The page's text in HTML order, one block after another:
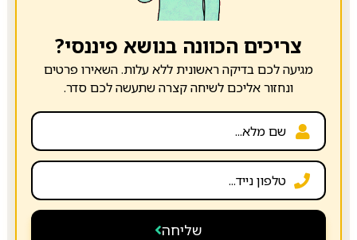
צריכים הכוונה בנושא פיננסי?
מגיעה לכם בדיקה ראשונית ללא עלות. השאירו פרטים
ונחזור אליכם לשיחה קצרה שתעשה לכם סדר.
שליחה